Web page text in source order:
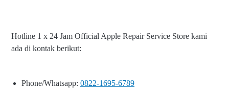
Hotline 1 x 24 Jam Official Apple Repair Service Store kami
ada di kontak berikut:
Phone/Whatsapp: 0822-1695-6789